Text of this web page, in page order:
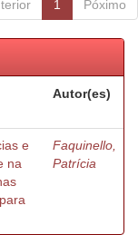
1 Póximo
Autor(es)
e
na
Faquinello,
Patrícia